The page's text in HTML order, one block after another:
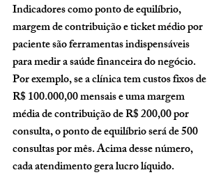
Indicadores como ponto de equilíbrio,
margem de contribuição e ticket médio por
paciente são ferramentas indispensáveis
para medir a saúde financeira do negócio.
Por exemplo, se a clínica tem custos fixos de
R$ 100.000,00 mensais e uma margem
média de contribuição de R$ 200,00 por
consulta, o ponto de equilíbrio será de 500
consultas por mês. Acima desse número,
cada atendimento gera lucro líquido.